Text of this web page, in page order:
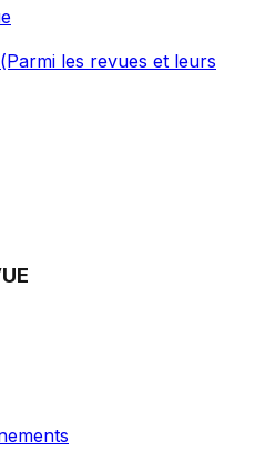
(Parmi les revues et leurs